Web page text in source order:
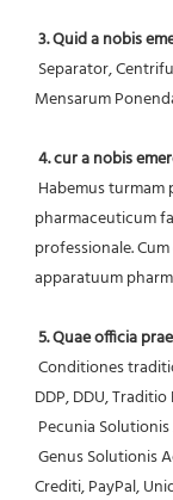
3. Quid a nobis
Mensarum
4. cur a nobis
pharmaceuticum
professionale.
apparatuum
5. Quae officia
DDP, DDU, Traditio
Pecunia Solutionis
Crediti, PayPal,